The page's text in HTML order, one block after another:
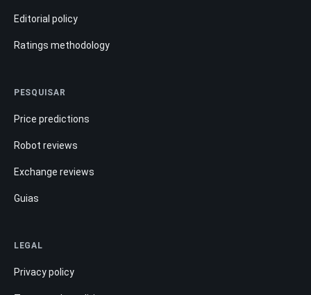
Editorial policy
Ratings methodology
PESQUISAR
Price predictions
Robot reviews
Exchange reviews
Guias
LEGAL
Privacy policy